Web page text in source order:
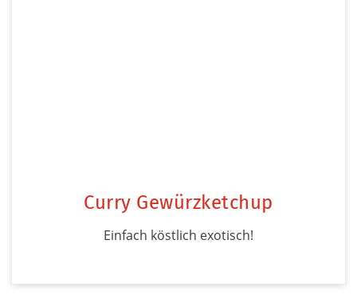
Curry Gewürzketchup
Einfach köstlich exotisch!